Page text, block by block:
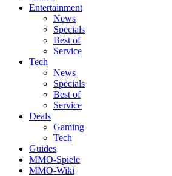
Entertainment
News
Specials
Best of
Service
Tech
News
Specials
Best of
Service
Deals
Gaming
Tech
Guides
MMO-Spiele
MMO-Wiki